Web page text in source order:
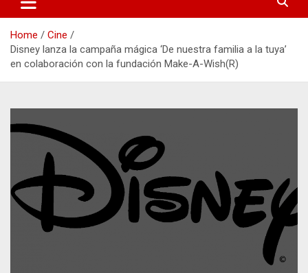
Home
Cine
Disney lanza la campaña mágica ‘De nuestra familia a la tuya’
en colaboración con la fundación Make-A-Wish(R)